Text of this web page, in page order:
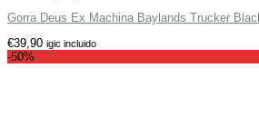
Gorra Deus Ex Machina Baylands Trucker
€39,90 igic incluido
-50%